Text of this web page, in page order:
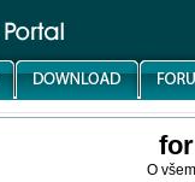
O